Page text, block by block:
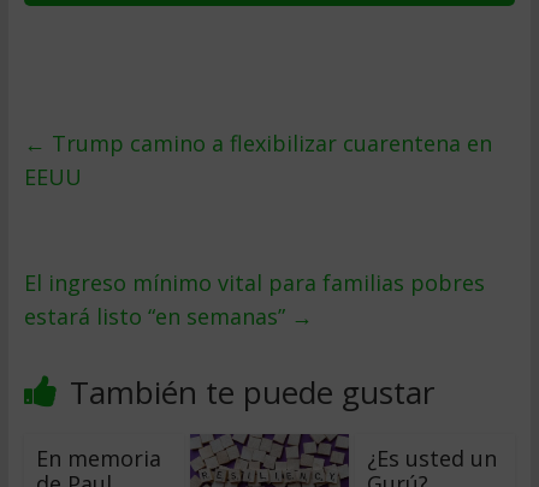
← Trump camino a flexibilizar cuarentena en
EEUU
El ingreso mínimo vital para familias pobres
estará listo “en semanas” →
También te puede gustar
En memoria
¿Es usted un